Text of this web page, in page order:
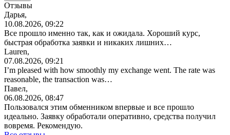
Отзывы
Дарья,
10.08.2026, 09:22
Все прошло именно так, как и ожидала. Хороший курс,
быстрая обработка заявки и никаких лишних…
Lauren,
07.08.2026, 09:21
I’m pleased with how smoothly my exchange went. The rate was
reasonable, the transaction was…
Павел,
06.08.2026, 08:47
Пользовался этим обменником впервые и все прошло
идеально. Заявку обработали оперативно, средства получил
вовремя. Рекомендую.